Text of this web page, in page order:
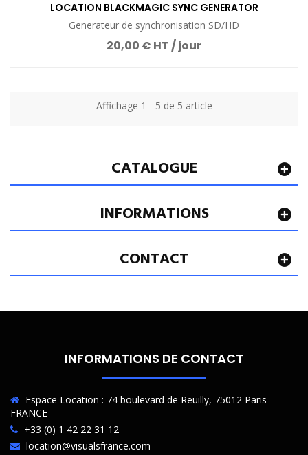
CATALOGUE
INFORMATIONS
CONTACT
LOCATION BLACKMAGIC SYNC GENERATOR
Generateur de synchronisation SD/HD
20,00 € HT / jour
Affichage 1 - 5 de 5 article
INFORMATIONS DE CONTACT
Espace Location : 74 boulevard de Reuilly, 75012 Paris -
FRANCE
+33 (0) 1 42 22 31 12
location@visualsfrance.com